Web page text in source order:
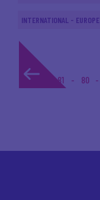
INTERNATIONAL - EUROPE
1... 81 80